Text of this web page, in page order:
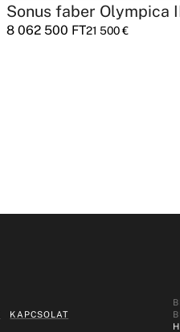
Sonus faber Olympica
8 062 500 FT21 500€
KAPCSOLAT